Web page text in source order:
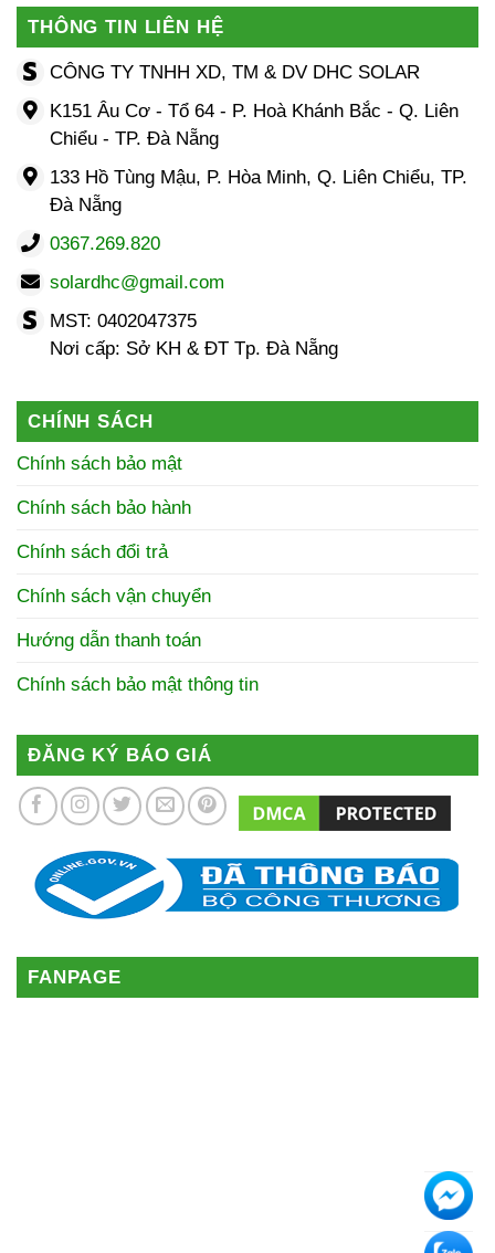
THÔNG TIN LIÊN HỆ
CÔNG TY TNHH XD, TM & DV DHC SOLAR
K151 Âu Cơ - Tổ 64 - P. Hoà Khánh Bắc - Q. Liên
Chiểu - TP. Đà Nẵng
133 Hồ Tùng Mậu, P. Hòa Minh, Q. Liên Chiểu, TP.
Đà Nẵng
0367.269.820
solardhc@gmail.com
MST: 0402047375
Nơi cấp: Sở KH & ĐT Tp. Đà Nẵng
CHÍNH SÁCH
Chính sách bảo mật
Chính sách bảo hành
Chính sách đổi trả
Chính sách vận chuyển
Hướng dẫn thanh toán
Chính sách bảo mật thông tin
ĐĂNG KÝ BÁO GIÁ
FANPAGE